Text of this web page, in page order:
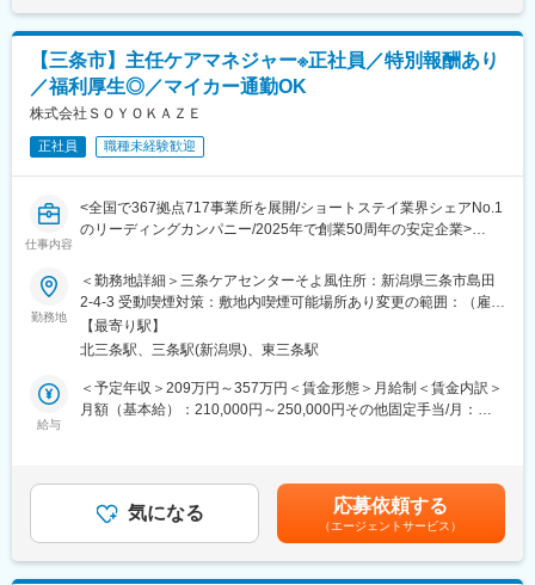
幅広いサービスを展開する当社ならではの強みとして、在宅系か
ら入居系まで様々な経験を積むことが可能。スキルの幅が広が
り、介護のプロフェッショナルとして大きく成長できます。「も
っと経験を積みたい」「将来はマネジメントにも挑戦したい」そ
んな方のキャリアアップを全力で応援します。
■当社の魅力：
幅広いサービスを展開する当社ならではの強みとして、在宅系か
ら入居系まで様々な経験を積むことが可能。スキルの幅が広が
り、介護のプロフェッショナルとして大きく成長できます。「も
んな方のキャリアアップを全力で応援します。
毎朝、スタッフ全員で情報共有のミーティングを実施していま
す。お客様の体調や変化、業務連絡をしっかり共有することで、
チーム全体でスムーズに連携。困った時もすぐ相談・フォローで
場だからこそ、スタッフ同士の信頼関係も深まります。
ご自宅での介護が難しい時に短期間利用される施設で、幅広い介
変更の範囲：（雇入れ直後）募集職種 （変更の範囲）当社が定め
る業務
す。
【三条市】主任ケアマネジャー※正社員／特別報酬あり
／福利厚生◎／マイカー通勤OK
株式会社ＳＯＹＯＫＡＺＥ
正社員 職種未経験歓迎
仕事内容
<全国で367拠点717事業所を展開/ショートステイ業界シェアNo.1
のリーディングカンパニー/2025年で創業50周年の安定企業>
■業務内容：
ケアプラン作成やご家族・関係機関との連絡調整、行政対応（運
営指導や監査対応）、職員育成・マネジメントなど、主任ケアマ
ネとしての業務を担当。複数ケースを把握しながら、地域全体の
介護支援体制づくりに貢献。お客様一人ひとりに合わせた最適な
支援策を提案し、質の高いサービス提供を目指します。
に見える評価」でやりがいを感じながら、仕事へのモチベーショ
ンを高められる制度です。努力が収入アップに直結する環境で、
勤務地
＜勤務地詳細＞三条ケアセンターそよ風住所：新潟県三条市島田
2-4-3 受動喫煙対策：敷地内喫煙可能場所あり変更の範囲：（雇入
れ直後）募集施設 （変更の範囲）近隣都道府県の施設
【最寄り駅】
北三条駅、三条駅(新潟県)、東三条駅
給与
＜予定年収＞209万円～357万円＜賃金形態＞月給制＜賃金内訳＞
月額（基本給）：210,000円～250,000円その他固定手当/月：
平均24.7万円（最高額75万円）※2025年6月支給実績▼下記別途支
給通勤手当年末年始手当：380円/時※12/30 0時～1/3 24時賃金は
あくまでも目安の金額であり、選考を通じて上下する可能性があ
ります。月給(月額)は固定手当を含めた表記です。
気になる 応募依頼する
（エージェントサービス）